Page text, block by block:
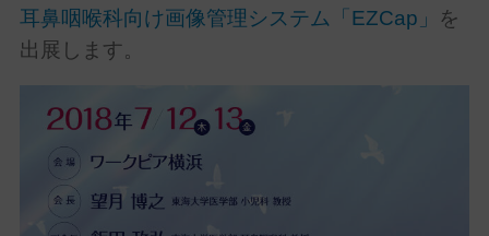
耳鼻咽喉科向け画像管理システム「EZCap」
を
出展します。